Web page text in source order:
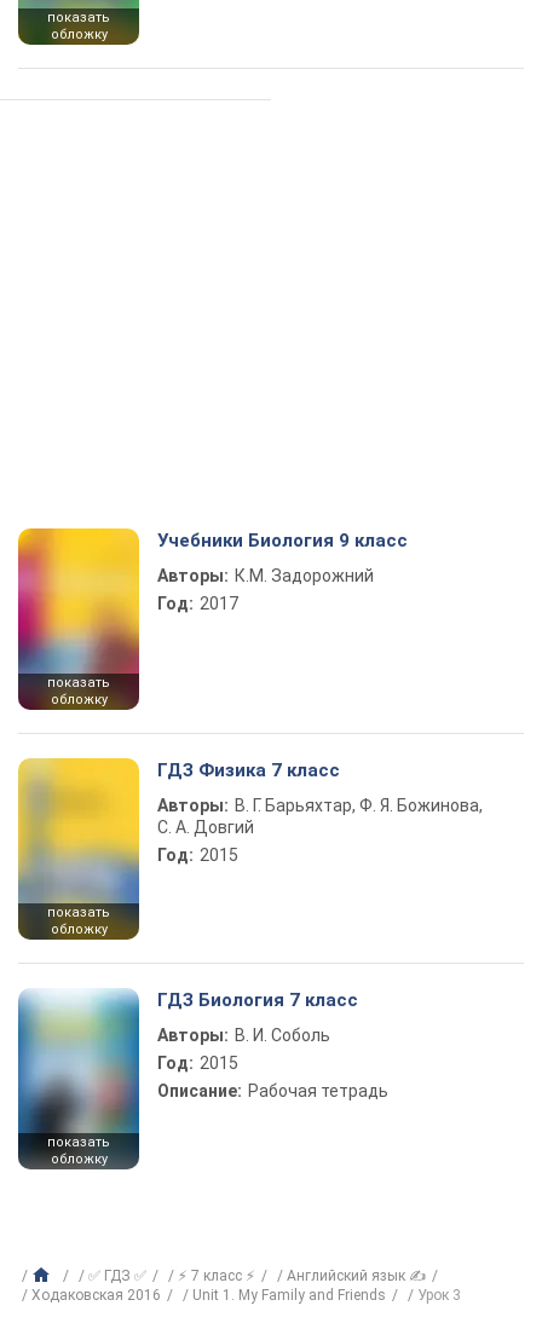
показать
обложку
показать
обложку
Учебники Биология 9 класс
Авторы: К.М. Задорожний
Год: 2017
показать
обложку
ГДЗ Физика 7 класс
Авторы: В. Г. Барьяхтар, Ф. Я. Божинова,
С. А. Довгий
Год: 2015
показать
обложку
ГДЗ Биология 7 класс
Авторы: В. И. Соболь
Год: 2015
Описание: Рабочая тетрадь
✅ ГДЗ ✅ ⚡ 7 класс ⚡
Английский язык ✍
Ходаковская 2016
Unit 1. My Family and Friends Урок 3